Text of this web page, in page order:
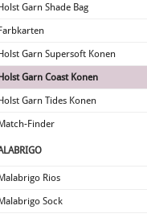
Holst Garn Shade Bag
Farbkarten
Holst Garn Supersoft Konen
Holst Garn Coast Konen
Holst Garn Tides Konen
Match-Finder
Malabrigo Rios
Malabrigo Sock